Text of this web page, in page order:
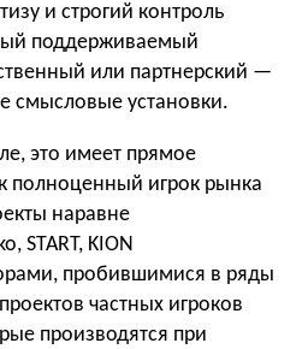
и строгий контроль
поддерживаемый
или партнерский —
смысловые установки.
это имеет прямое
игрок рынка
наравне
START, KION
пробившимися в ряды
частных игроков
производятся при